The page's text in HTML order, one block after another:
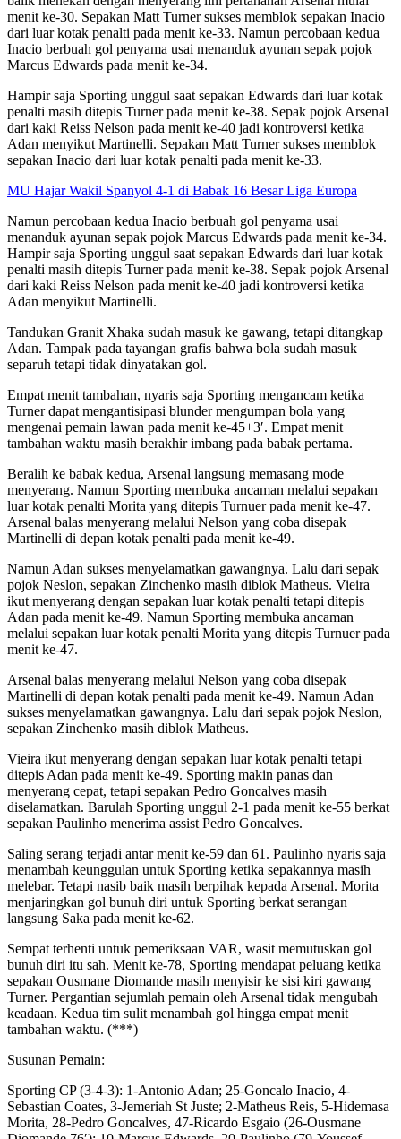
menit ke-30. Sepakan Matt Turner sukses memblok sepakan Inacio
dari luar kotak penalti pada menit ke-33. Namun percobaan kedua
Inacio berbuah gol penyama usai menanduk ayunan sepak pojok
Marcus Edwards pada menit ke-34.
Hampir saja Sporting unggul saat sepakan Edwards dari luar kotak
penalti masih ditepis Turner pada menit ke-38. Sepak pojok Arsenal
dari kaki Reiss Nelson pada menit ke-40 jadi kontroversi ketika
Adan menyikut Martinelli. Sepakan Matt Turner sukses memblok
sepakan Inacio dari luar kotak penalti pada menit ke-33.
MU Hajar Wakil Spanyol 4-1 di Babak 16 Besar Liga Europa
Namun percobaan kedua Inacio berbuah gol penyama usai
menanduk ayunan sepak pojok Marcus Edwards pada menit ke-34.
Hampir saja Sporting unggul saat sepakan Edwards dari luar kotak
penalti masih ditepis Turner pada menit ke-38. Sepak pojok Arsenal
dari kaki Reiss Nelson pada menit ke-40 jadi kontroversi ketika
Adan menyikut Martinelli.
Tandukan Granit Xhaka sudah masuk ke gawang, tetapi ditangkap
Adan. Tampak pada tayangan grafis bahwa bola sudah masuk
separuh tetapi tidak dinyatakan gol.
Empat menit tambahan, nyaris saja Sporting mengancam ketika
Turner dapat mengantisipasi blunder mengumpan bola yang
mengenai pemain lawan pada menit ke-45+3′. Empat menit
tambahan waktu masih berakhir imbang pada babak pertama.
Beralih ke babak kedua, Arsenal langsung memasang mode
menyerang. Namun Sporting membuka ancaman melalui sepakan
luar kotak penalti Morita yang ditepis Turnuer pada menit ke-47.
Arsenal balas menyerang melalui Nelson yang coba disepak
Martinelli di depan kotak penalti pada menit ke-49.
Namun Adan sukses menyelamatkan gawangnya. Lalu dari sepak
pojok Neslon, sepakan Zinchenko masih diblok Matheus. Vieira
ikut menyerang dengan sepakan luar kotak penalti tetapi ditepis
Adan pada menit ke-49. Namun Sporting membuka ancaman
melalui sepakan luar kotak penalti Morita yang ditepis Turnuer pada
menit ke-47.
Arsenal balas menyerang melalui Nelson yang coba disepak
Martinelli di depan kotak penalti pada menit ke-49. Namun Adan
sukses menyelamatkan gawangnya. Lalu dari sepak pojok Neslon,
sepakan Zinchenko masih diblok Matheus.
Vieira ikut menyerang dengan sepakan luar kotak penalti tetapi
ditepis Adan pada menit ke-49. Sporting makin panas dan
menyerang cepat, tetapi sepakan Pedro Goncalves masih
diselamatkan. Barulah Sporting unggul 2-1 pada menit ke-55 berkat
sepakan Paulinho menerima assist Pedro Goncalves.
Saling serang terjadi antar menit ke-59 dan 61. Paulinho nyaris saja
menambah keunggulan untuk Sporting ketika sepakannya masih
melebar. Tetapi nasib baik masih berpihak kepada Arsenal. Morita
menjaringkan gol bunuh diri untuk Sporting berkat serangan
langsung Saka pada menit ke-62.
Sempat terhenti untuk pemeriksaan VAR, wasit memutuskan gol
bunuh diri itu sah. Menit ke-78, Sporting mendapat peluang ketika
sepakan Ousmane Diomande masih menyisir ke sisi kiri gawang
Turner. Pergantian sejumlah pemain oleh Arsenal tidak mengubah
keadaan. Kedua tim sulit menambah gol hingga empat menit
tambahan waktu. (***)
Susunan Pemain:
Sporting CP (3-4-3): 1-Antonio Adan; 25-Goncalo Inacio, 4-
Sebastian Coates, 3-Jemeriah St Juste; 2-Matheus Reis, 5-Hidemasa
Morita, 28-Pedro Goncalves, 47-Ricardo Esgaio (26-Ousmane